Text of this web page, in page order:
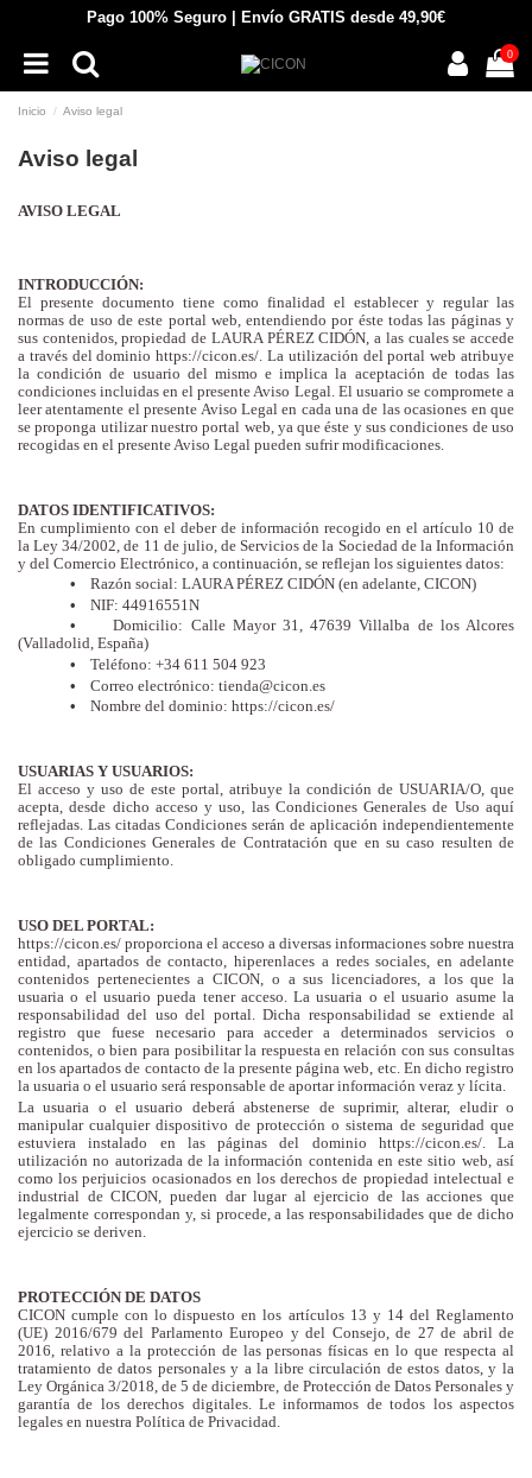
Pago 100% Seguro | Envío GRATIS desde 49,90€
0
Inicio Aviso legal
Aviso legal
AVISO LEGAL
INTRODUCCIÓN:
El presente documento tiene como finalidad el establecer y regular las
normas de uso de este portal web, entendiendo por éste todas las páginas y
sus contenidos, propiedad de LAURA PÉREZ CIDÓN, a las cuales se accede
a través del dominio https://cicon.es/. La utilización del portal web atribuye
la condición de usuario del mismo e implica la aceptación de todas las
condiciones incluidas en el presente Aviso Legal. El usuario se compromete a
leer atentamente el presente Aviso Legal en cada una de las ocasiones en que
se proponga utilizar nuestro portal web, ya que éste y sus condiciones de uso
recogidas en el presente Aviso Legal pueden sufrir modificaciones.
DATOS IDENTIFICATIVOS:
En cumplimiento con el deber de información recogido en el artículo 10 de
la Ley 34/2002, de 11 de julio, de Servicios de la Sociedad de la Información
y del Comercio Electrónico, a continuación, se reflejan los siguientes datos:
• Razón social: LAURA PÉREZ CIDÓN (en adelante, CICON)
•
NIF: 44916551N
•
Domicilio: Calle Mayor 31, 47639 Villalba de los Alcores
(Valladolid, España)
•
Teléfono: +34 611 504 923
• Correo electrónico: tienda@cicon.es
• Nombre del dominio: https://cicon.es/
USUARIAS Y USUARIOS:
El acceso y uso de este portal, atribuye la condición de USUARIA/O, que
acepta, desde dicho acceso y uso, las Condiciones Generales de Uso aquí
reflejadas. Las citadas Condiciones serán de aplicación independientemente
de las Condiciones Generales de Contratación que en su caso resulten de
obligado cumplimiento.
USO DEL PORTAL:
https://cicon.es/ proporciona el acceso a diversas informaciones sobre nuestra
entidad, apartados de contacto, hiperenlaces a redes sociales, en adelante
contenidos pertenecientes a CICON, o a sus licenciadores, a los que la
usuaria o el usuario pueda tener acceso. La usuaria o el usuario asume la
responsabilidad del uso del portal. Dicha responsabilidad se extiende al
registro que fuese necesario para acceder a determinados servicios o
contenidos, o bien para posibilitar la respuesta en relación con sus consultas
en los apartados de contacto de la presente página web, etc. En dicho registro
la usuaria o el usuario será responsable de aportar información veraz y lícita.
La usuaria o el usuario deberá abstenerse de suprimir, alterar, eludir o
manipular cualquier dispositivo de protección o sistema de seguridad que
estuviera instalado en las páginas del dominio https://cicon.es/. La
utilización no autorizada de la información contenida en este sitio web, así
como los perjuicios ocasionados en los derechos de propiedad intelectual e
industrial de CICON, pueden dar lugar al ejercicio de las acciones que
legalmente correspondan y, si procede, a las responsabilidades que de dicho
ejercicio se deriven.
PROTECCIÓN DE DATOS
CICON cumple con lo dispuesto en los artículos 13 y 14 del Reglamento
(UE) 2016/679 del Parlamento Europeo y del Consejo, de 27 de abril de
2016, relativo a la protección de las personas físicas en lo que respecta al
tratamiento de datos personales y a la libre circulación de estos datos, y la
Ley Orgánica 3/2018, de 5 de diciembre, de Protección de Datos Personales y
garantía de los derechos digitales. Le informamos de todos los aspectos
legales en nuestra Política de Privacidad.